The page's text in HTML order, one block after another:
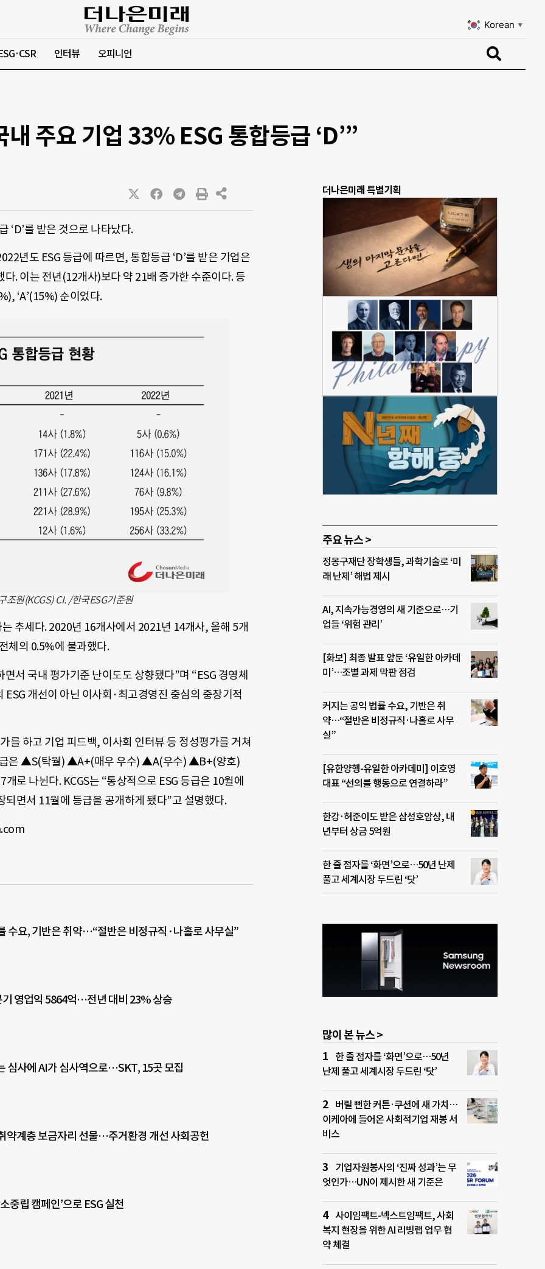
Korean ▼
인터뷰 오피니언
주요 기업 33% ESG 통합등급 ‘D’”
‘D’를 받은 것으로 나타났다.
년도 ESG 등급에 따르면, 통합등급 ‘D’를 받은 기업은
. 이는 전년(12개사)보다 약 21배 증가한 수준이다. 등
‘A’(15%) 순이었다.
조원(KCGS) CI. /한국ESG기준원
추세다. 2020년 16개사에서 2021년 14개사, 올해 5개
체의 0.5%에 불과했다.
서 국내 평가기준 난이도도 상향됐다”며 “ESG 경영체
개선이 아닌 이사회·최고경영진 중심의 중장기적
를 하고 기업 피드백, 이사회 인터뷰 등 정성평가를 거쳐
급은 ▲S(탁월) ▲A+(매우 우수) ▲A(우수) ▲B+(양호)
나뉜다. KCGS는 “통상적으로 ESG 등급은 10월에
면서 11월에 등급을 공개하게 됐다”고 설명했다.
수요, 기반은 취약…“절반은 비정규직·나홀로 사무실”
기 영업익 5864억…전년 대비 23% 상승
심사에 AI가 심사역으로…SKT, 15곳 모집
약계층 보금자리 선물…주거환경 개선 사회공헌
중립 캠페인’으로 ESG 실천
더나은미래 특별기획
주요 뉴스 >
정몽구재단 장학생들, 과학기술로 ‘미
래 난제’ 해법 제시
AI, 지속가능경영의 새 기준으로…기
업들 ‘위험 관리’
[화보] 최종 발표 앞둔 ‘유일한 아카데
미’…조별 과제 막판 점검
커지는 공익 법률 수요, 기반은 취
약…“절반은 비정규직·나홀로 사무
실”
[유한양행-유일한 아카데미] 이호영
대표 “선의를 행동으로 연결하라”
한강·허준이도 받은 삼성호암상, 내
년부터 상금 5억원
한 줄 점자를 ‘화면’으로…50년 난제
풀고 세계시장 두드린 ‘닷’
많이 본 뉴스 >
한 줄 점자를 ‘화면’으로…50년
난제 풀고 세계시장 두드린 ‘닷’
버릴 뻔한 커튼·쿠션에 새 가치…
이케아에 들어온 사회적기업 재봉 서
비스
기업자원봉사의 ‘진짜 성과’는 무
엇인가…UN이 제시한 새 기준은
사이임팩트-넥스트임팩트, 사회
복지 현장을 위한 AI 리빙랩 업무 협
약 체결